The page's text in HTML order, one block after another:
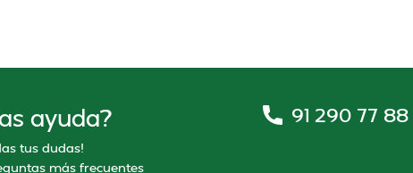
ayuda?
tus dudas!
más frecuentes
91 290 77 88